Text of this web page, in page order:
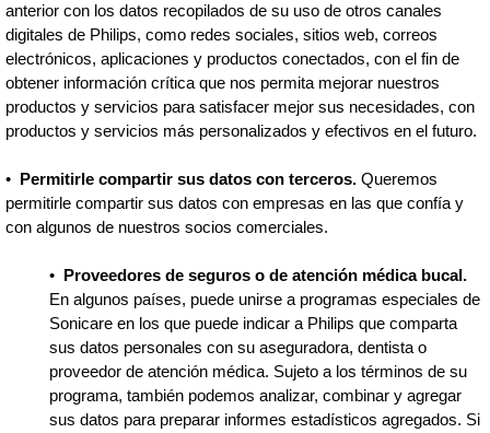
anterior con los datos recopilados de su uso de otros canales
digitales de Philips, como redes sociales, sitios web, correos
electrónicos, aplicaciones y productos conectados, con el fin de
obtener información crítica que nos permita mejorar nuestros
productos y servicios para satisfacer mejor sus necesidades, con
productos y servicios más personalizados y efectivos en el futuro.
• Permitirle compartir sus datos con terceros.Queremos
permitirle compartir sus datos con empresas en las que confía y
con algunos de nuestros socios comerciales.
• Proveedores de seguros o de atención médica bucal.
En algunos países, puede unirse a programas especiales de
Sonicare en los que puede indicar a Philips que comparta
sus datos personales con su aseguradora, dentista o
proveedor de atención médica. Sujeto a los términos de su
programa, también podemos analizar, combinar y agregar
sus datos para preparar informes estadísticos agregados. Si